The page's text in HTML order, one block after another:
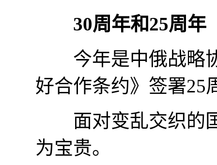
30周年和25周年
今年是中俄战略协
好合作条约》签署25
面对变乱交织的国
为宝贵。